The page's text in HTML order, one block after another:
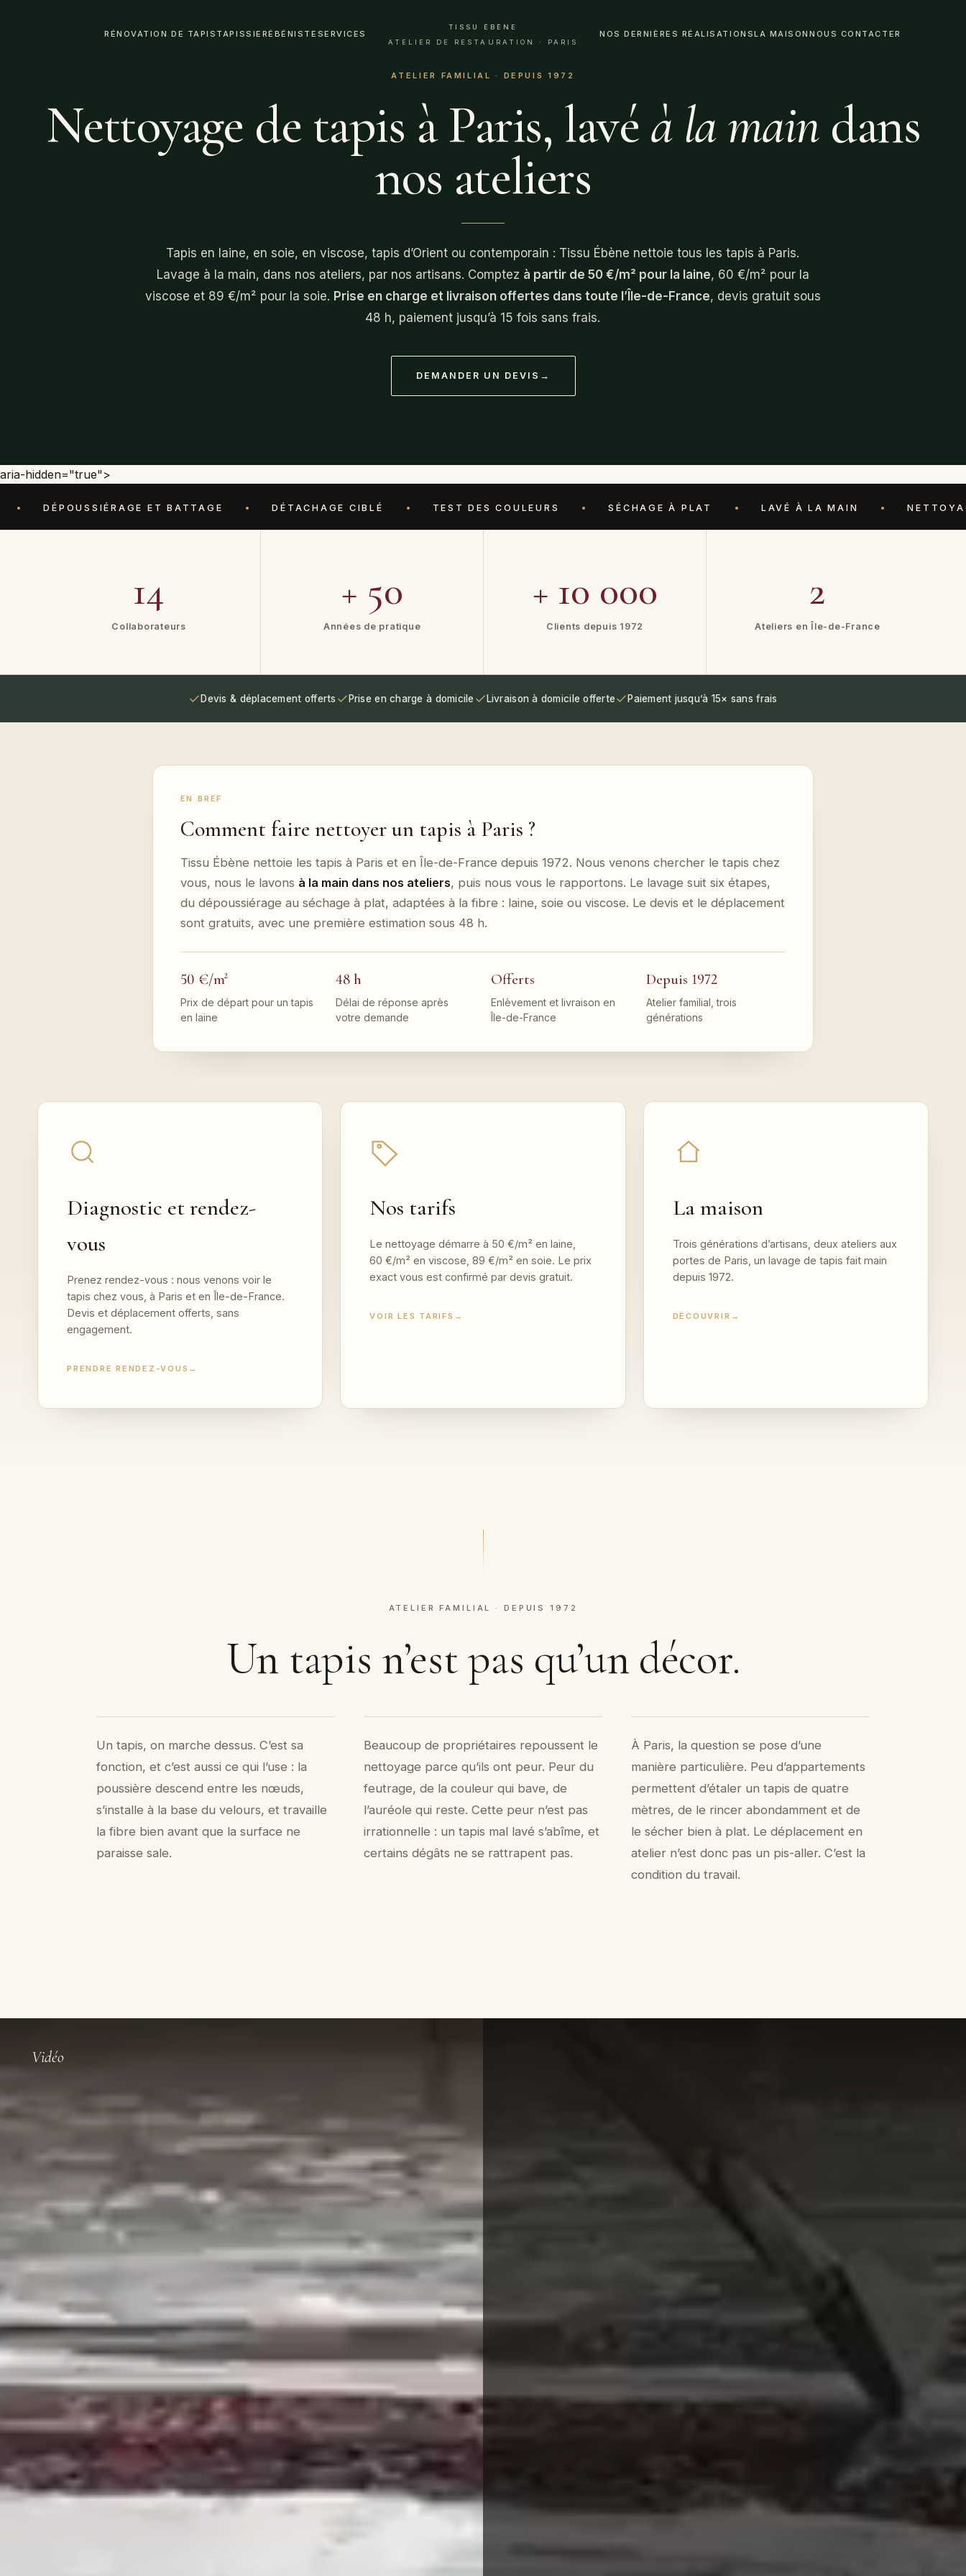
RÉNOVATION DE TAPIS TAPISSIERÉBÉNISTE SERVICES
TISSU ÉBÈNE
ATELIER DE RESTAURATION · PARIS
NOS DERNIÈRES RÉALISATIONSLA MAISONNOUS CONTACTER
ATELIER FAMILIAL · DEPUIS 1972
Nettoyage de tapis à Paris, lavéà la maindans
nos ateliers
Tapis en laine, en soie, en viscose, tapis d’Orient ou contemporain : Tissu Ébène nettoie tous les tapis à Paris.
Lavage à la main, dans nos ateliers, par nos artisans. Comptez à partir de 50 €/m² pour la laine, 60 €/m² pour la
viscose et 89 €/m² pour la soie. Prise en charge et livraison offertes dans toute l’Île-de-France, devis gratuit sous
48 h, paiement jusqu’à 15 fois sans frais.
DEMANDER UN DEVIS →
aria-hidden="true">
ET BATTAGE DÉTACHAGE CIBLÉ TEST DES COULEURS SÉCHAGE À PLAT LAVÉ À LA MAIN NETTOYAGE
14
Collaborateurs
+ 50
Années de pratique
+ 10 000
Clients depuis 1972
2
Ateliers en Île-de-France
Devis & déplacement offerts Prise en charge à domicile Livraison à domicile offerte Paiement jusqu’à 15× sans frais
EN BREF
Comment faire nettoyer un tapis à Paris ?
Tissu Ébène nettoie les tapis à Paris et en Île-de-France depuis 1972. Nous venons chercher le tapis chez
vous, nous le lavons à la main dans nos ateliers, puis nous vous le rapportons. Le lavage suit six étapes,
du dépoussiérage au séchage à plat, adaptées à la fibre : laine, soie ou viscose. Le devis et le déplacement
sont gratuits, avec une première estimation sous 48 h.
50 €/m²
Prix de départ pour un tapis
en laine
48 h
Délai de réponse après
votre demande
Offerts
Enlèvement et livraison en
Île-de-France
Depuis 1972
Atelier familial, trois
générations
Diagnostic et rendez-
vous
Prenez rendez-vous : nous venons voir le
tapis chez vous, à Paris et en Île-de-France.
Devis et déplacement offerts, sans
engagement.
PRENDRE RENDEZ-VOUS →
Nos tarifs
Le nettoyage démarre à 50 €/m² en laine,
60 €/m² en viscose, 89 €/m² en soie. Le prix
exact vous est confirmé par devis gratuit.
VOIR LES TARIFS →
La maison
Trois générations d’artisans, deux ateliers aux
portes de Paris, un lavage de tapis fait main
depuis 1972.
DÉCOUVRIR →
ATELIER FAMILIAL · DEPUIS 1972
Un tapis n’est pas qu’un décor.
Un tapis, on marche dessus. C’est sa
fonction, et c’est aussi ce qui l’use : la
poussière descend entre les nœuds,
s’installe à la base du velours, et travaille
la fibre bien avant que la surface ne
paraisse sale.
Beaucoup de propriétaires repoussent le
nettoyage parce qu’ils ont peur. Peur du
feutrage, de la couleur qui bave, de
l’auréole qui reste. Cette peur n’est pas
irrationnelle : un tapis mal lavé s’abîme, et
certains dégâts ne se rattrapent pas.
À Paris, la question se pose d’une
manière particulière. Peu d’appartements
permettent d’étaler un tapis de quatre
mètres, de le rincer abondamment et de
le sécher bien à plat. Le déplacement en
atelier n’est donc pas un pis-aller. C’est la
condition du travail.
Vidéo